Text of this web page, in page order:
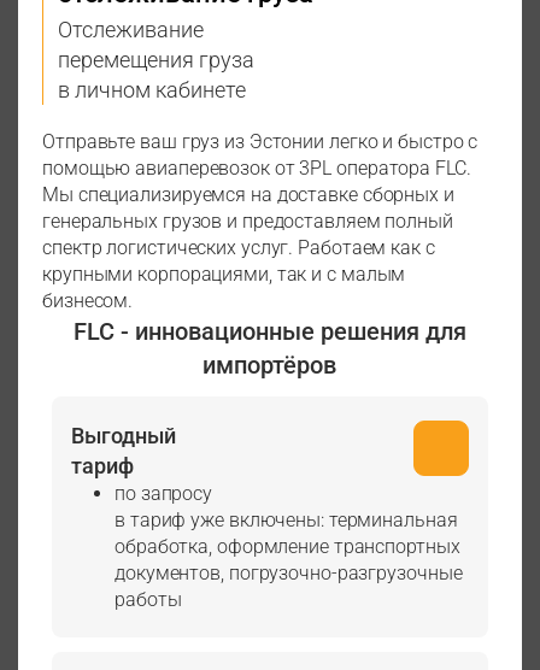
Отслеживание
перемещения груза
в личном кабинете
Отправьте ваш груз из Эстонии легко и быстро с
помощью авиаперевозок от 3PL оператора FLC.
Мы специализируемся на доставке сборных и
генеральных грузов и предоставляем полный
спектр логистических услуг. Работаем как с
крупными корпорациями, так и с малым
бизнесом.
FLC - инновационные решения для
импортёров
Выгодный
тариф
по запросу
в тариф уже включены: терминальная
обработка, оформление транспортных
документов, погрузочно-разгрузочные
работы